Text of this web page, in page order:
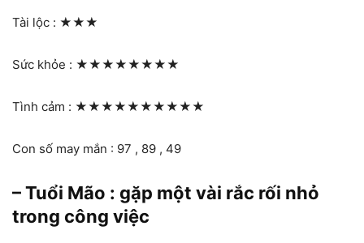
Tài lộc : ★★★
Sức khỏe : ★★★★★★★★
Tình cảm : ★★★★★★★★★★
Con số may mắn : 97 , 89 , 49
– Tuổi Mão : gặp một vài rắc rối nhỏ
trong công việc